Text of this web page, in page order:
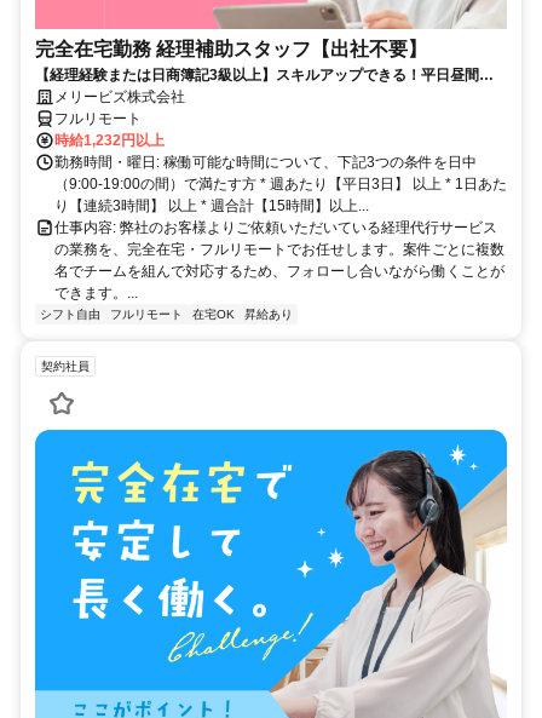
完全在宅勤務 経理補助スタッフ【出社不要】
【経理経験または日商簿記3級以上】スキルアップできる！平日昼間３h
～。完全在宅で育児・介護中の方も大歓迎♪
メリービズ株式会社
フルリモート
時給1,232円以上
勤務時間・曜日: 稼働可能な時間について、下記3つの条件を日中
（9:00-19:00の間）で満たす方 * 週あたり【平日3日】 以上 * 1日あた
り【連続3時間】 以上 * 週合計【15時間】以上...
仕事内容: 弊社のお客様よりご依頼いただいている経理代行サービス
の業務を、完全在宅・フルリモートでお任せします。案件ごとに複数
名でチームを組んで対応するため、フォローし合いながら働くことが
できます。...
シフト自由 フルリモート 在宅OK 昇給あり
契約社員